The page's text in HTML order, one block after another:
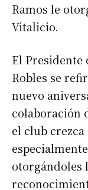
Ramos le
Vitalicio.
El
Robles se
nuevo
colaboración
el club crezca
otorgándoles